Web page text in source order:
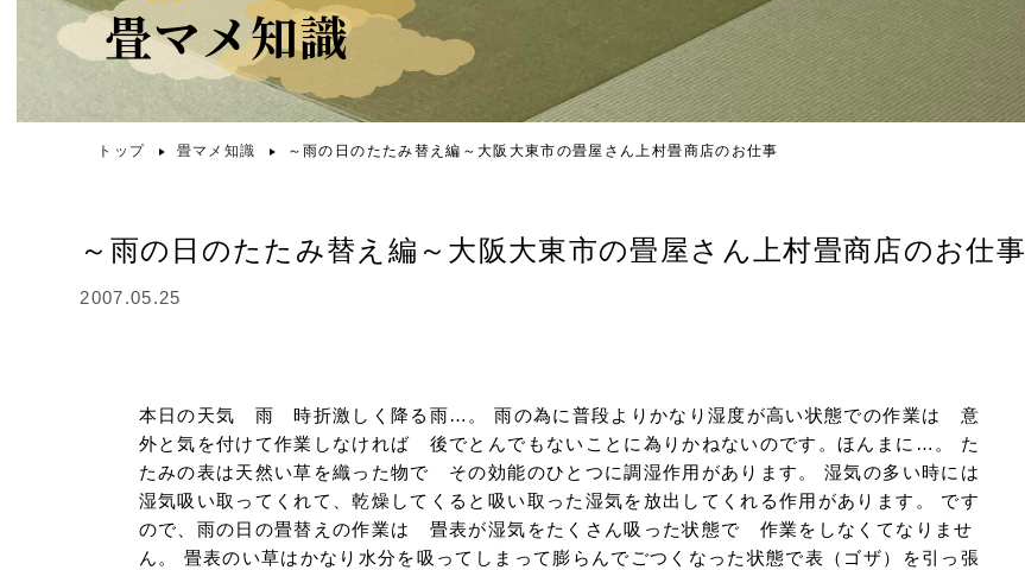
畳マメ知識
トップ 畳マメ知識 ～雨の日のたたみ替え編～大阪大東市の畳屋さん上村畳商店のお仕事
～雨の日のたたみ替え編～大阪大東市の畳屋さん上村畳商店のお仕事
2007.05.25
本日の天気 雨 時折激しく降る雨…。 雨の為に普段よりかなり湿度が高い状態での作業は 意
外と気を付けて作業しなければ 後でとんでもないことに為りかねないのです。ほんまに…。 た
たみの表は天然い草を織った物で その効能のひとつに調湿作用があります。 湿気の多い時には
湿気吸い取ってくれて、乾燥してくると吸い取った湿気を放出してくれる作用があります。 です
ので、雨の日の畳替えの作業は 畳表が湿気をたくさん吸った状態で 作業をしなくてなりませ
ん。 畳表のい草はかなり水分を吸ってしまって膨らんでごつくなった状態で表（ゴザ）を引っ張